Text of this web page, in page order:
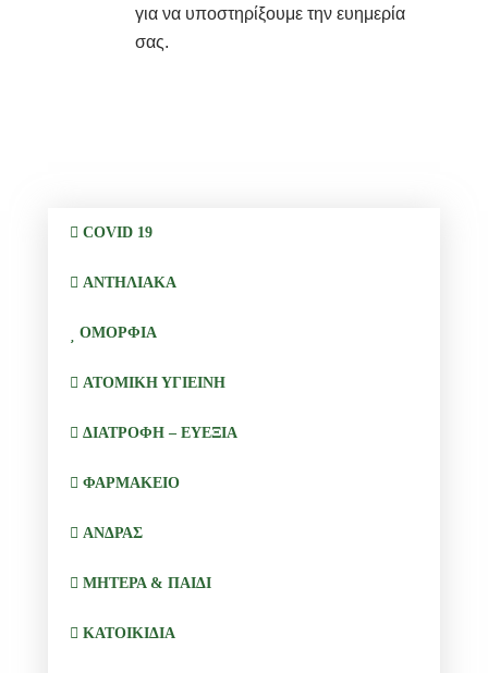
για να υποστηρίξουμε την ευημερία
σας.
COVID 19
ΑΝΤΗΛΙΑΚΑ
ΟΜΟΡΦΙΑ
ΑΤΟΜΙΚΗ ΥΓΙΕΙΝΗ
ΔΙΑΤΡΟΦΗ – ΕΥΕΞΙΑ
ΦΑΡΜΑΚΕΙΟ
ΑΝΔΡΑΣ
ΜΗΤΕΡΑ & ΠΑΙΔΙ
ΚΑΤΟΙΚΙΔΙΑ